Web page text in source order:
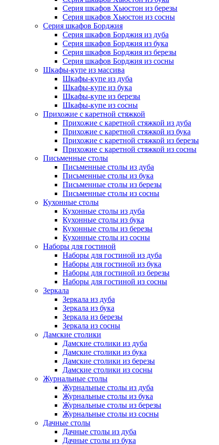
Серия шкафов Хьюстон из березы
Серия шкафов Хьюстон из сосны
Серия шкафов Борджия
Серия шкафов Борджия из дуба
Серия шкафов Борджия из бука
Серия шкафов Борджия из березы
Серия шкафов Борджия из сосны
Шкафы-купе из массива
Шкафы-купе из дуба
Шкафы-купе из бука
Шкафы-купе из березы
Шкафы-купе из сосны
Прихожие с каретной стяжкой
Прихожие с каретной стяжкой из дуба
Прихожие с каретной стяжкой из бука
Прихожие с каретной стяжкой из березы
Прихожие с каретной стяжкой из сосны
Письменные столы
Письменные столы из дуба
Письменные столы из бука
Письменные столы из березы
Письменные столы из сосны
Кухонные столы
Кухонные столы из дуба
Кухонные столы из бука
Кухонные столы из березы
Кухонные столы из сосны
Наборы для гостиной
Наборы для гостиной из дуба
Наборы для гостиной из бука
Наборы для гостиной из березы
Наборы для гостиной из сосны
Зеркала
Зеркала из дуба
Зеркала из бука
Зеркала из березы
Зеркала из сосны
Дамские столики
Дамские столики из дуба
Дамские столики из бука
Дамские столики из березы
Дамские столики из сосны
Журнальные столы
Журнальные столы из дуба
Журнальные столы из бука
Журнальные столы из березы
Журнальные столы из сосны
Дачные столы
Дачные столы из дуба
Дачные столы из бука